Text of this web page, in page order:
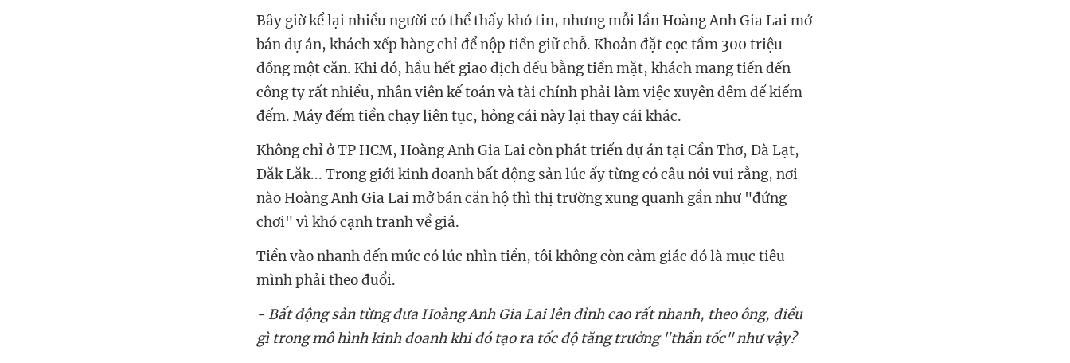
Bây giờ kể lại nhiều người có thể thấy khó tin, nhưng mỗi lần Hoàng Anh Gia Lai mở
bán dự án, khách xếp hàng chỉ để nộp tiền giữ chỗ. Khoản đặt cọc tầm 300 triệu
đồng một căn. Khi đó, hầu hết giao dịch đều bằng tiền mặt, khách mang tiền đến
công ty rất nhiều, nhân viên kế toán và tài chính phải làm việc xuyên đêm để kiểm
đếm. Máy đếm tiền chạy liên tục, hỏng cái này lại thay cái khác.
Không chỉ ở TP HCM, Hoàng Anh Gia Lai còn phát triển dự án tại Cần Thơ, Đà Lạt,
Đăk Lăk... Trong giới kinh doanh bất động sản lúc ấy từng có câu nói vui rằng, nơi
nào Hoàng Anh Gia Lai mở bán căn hộ thì thị trường xung quanh gần như "đứng
chơi" vì khó cạnh tranh về giá.
Tiền vào nhanh đến mức có lúc nhìn tiền, tôi không còn cảm giác đó là mục tiêu
mình phải theo đuổi.
- Bất động sản từng đưa Hoàng Anh Gia Lai lên đỉnh cao rất nhanh, theo ông, điều
gì trong mô hình kinh doanh khi đó tạo ra tốc độ tăng trưởng "thần tốc" như vậy?